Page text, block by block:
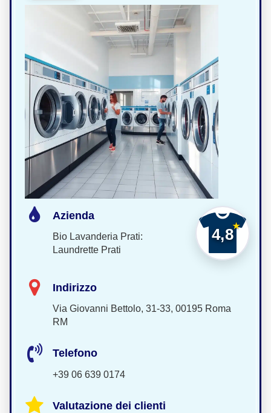
4,8
Azienda
Bio Lavanderia Prati:
Laundrette Prati
Indirizzo
Via Giovanni Bettolo, 31-33, 00195 Roma
RM
Telefono
+39 06 639 0174
Valutazione dei clienti